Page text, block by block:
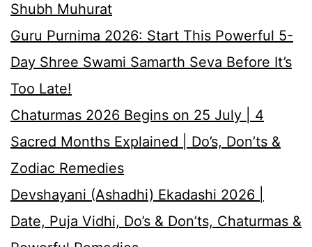
Shubh Muhurat
Guru Purnima 2026: Start This Powerful 5-
Day Shree Swami Samarth Seva Before It’s
Too Late!
Chaturmas 2026 Begins on 25 July | 4
Sacred Months Explained | Do’s, Don’ts &
Zodiac Remedies
Devshayani (Ashadhi) Ekadashi 2026 |
Date, Puja Vidhi, Do’s & Don’ts, Chaturmas &